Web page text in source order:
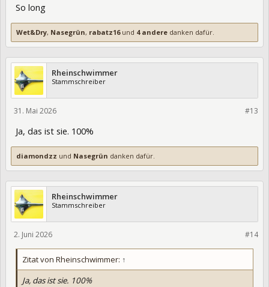
So long
Wet&Dry, Nasegrün, rabatz16und 4 andere danken dafür.
Rheinschwimmer
Stammschreiber
#13
31. Mai 2026
Ja, das ist sie. 100%
diamondzz und Nasegrün danken dafür.
Rheinschwimmer
Stammschreiber
#14
2. Juni 2026
Zitat von Rheinschwimmer: ↑
Ja, das ist sie. 100%